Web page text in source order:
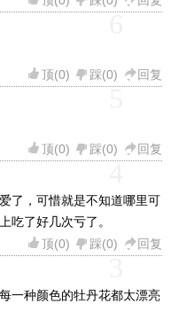
顶(0) 踩(0)
回复
顶(0) 踩(0)
回复
了，可惜就是不知道哪里可
吃了好几次亏了。
顶(0) 踩(0)
回复
一种颜色的牡丹花都太漂亮